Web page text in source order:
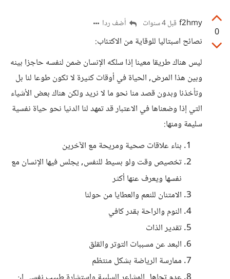
0
f2hmy قبل 4 سنوات أضف ردا
نصائح اسبتاليا للوقاية من الاكتئاب:
ليس هناك طريقا معينا إذا سلكه الإنسان ضمن لنفسه حاجزا بينه
وبين هذا المرض, الحياة في أوقات كثيرة لا تكون طوعا لنا بل
وتأخذنا وبدون قصد منا نحو ما لا نريد ولكن هناك بعض الأشياء
التي إذا وضعناها في الاعتبار قد تمهد لنا الدنيا نحو حياة نفسية
سليمة ومنها:
بناء علاقات صحية ومريحة مع الآخرين
تخصيص وقت ولو بسيط للنفس, يجلس فيها الإنسان مع
نفسها ويعرف عنها أكثر
الامتنان للنعم والعطايا من حولنا
النوم والراحة بقدر كافي
تقدير الذات
البعد عن مسببات التوتر والقلق
ممارسة الرياضة بشكل منتظم